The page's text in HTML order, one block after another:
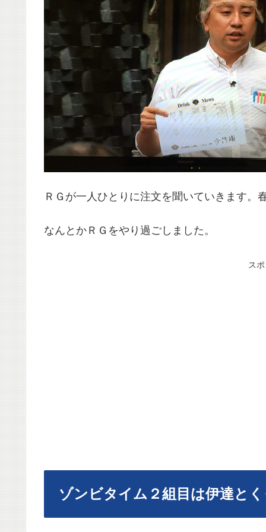
ＲＧが一人ひとりに注文を聞いていきます。
なんとかＲＧをやり過ごしました。
ス
ゾンビタイム２組目は伊達と